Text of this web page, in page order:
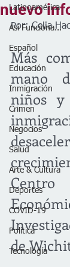
Latinoamérica
Así Funciona...
Español
Educación
Inmigración
Crimen
Negocios
Salud
Arte & Cultura
Deportes
COVID-19
Política
Tecnología
nuevo
Por: Celia
Más
mano
niños y
de